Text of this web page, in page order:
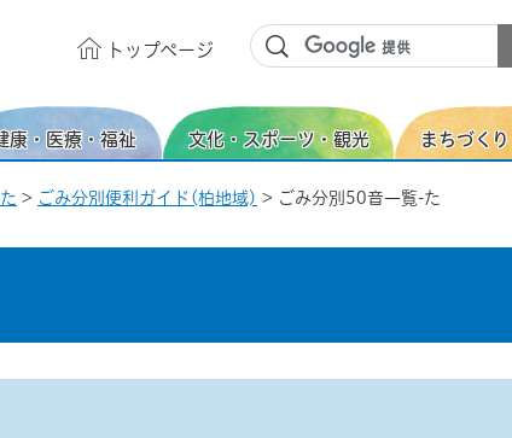
トップページ
康・医療・福祉 文化・スポーツ・観光 まちづく
> ごみ分別便利ガイド(柏地域) > ごみ分別50音一覧-た